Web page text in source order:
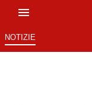
NOTIZIE